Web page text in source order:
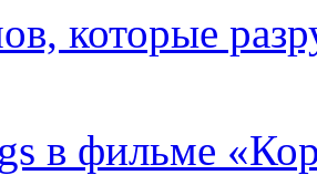
которые
в фильме